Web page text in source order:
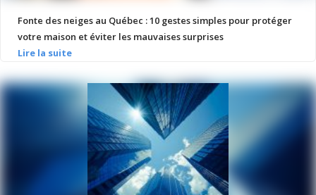
Fonte des neiges au Québec : 10 gestes simples pour protéger
votre maison et éviter les mauvaises surprises